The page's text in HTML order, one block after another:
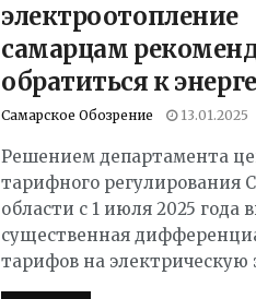
электроотопление
самарцам
обратиться к
Самарское Обозрение 13.01.2025
Решением департамента
тарифного регулирования
области с 1 июля 2025 года
существенная
тарифов на электрическую